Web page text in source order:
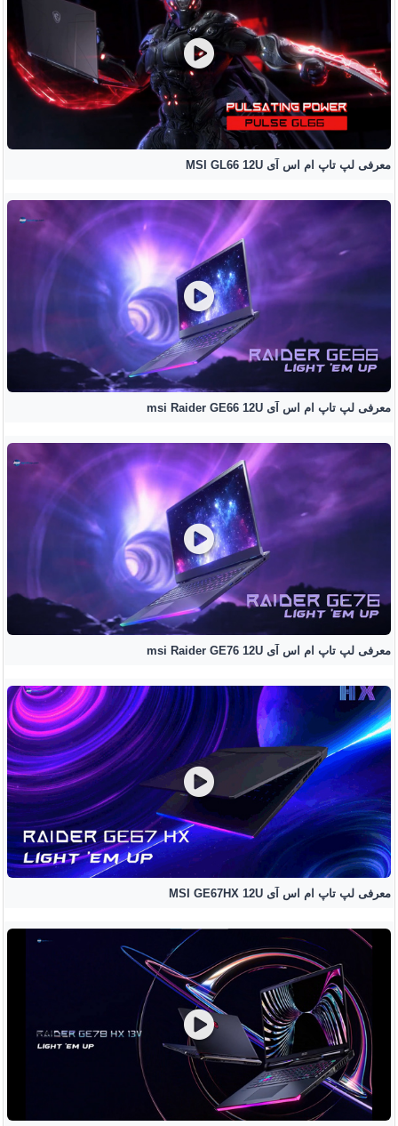
معرفی لپ تاپ ام اس آی MSI GL66 12U
معرفی لپ تاپ ام اس آی msi Raider GE66 12U
معرفی لپ تاپ ام اس آی msi Raider GE76 12U
معرفی لپ تاپ ام اس آی MSI GE67HX 12U